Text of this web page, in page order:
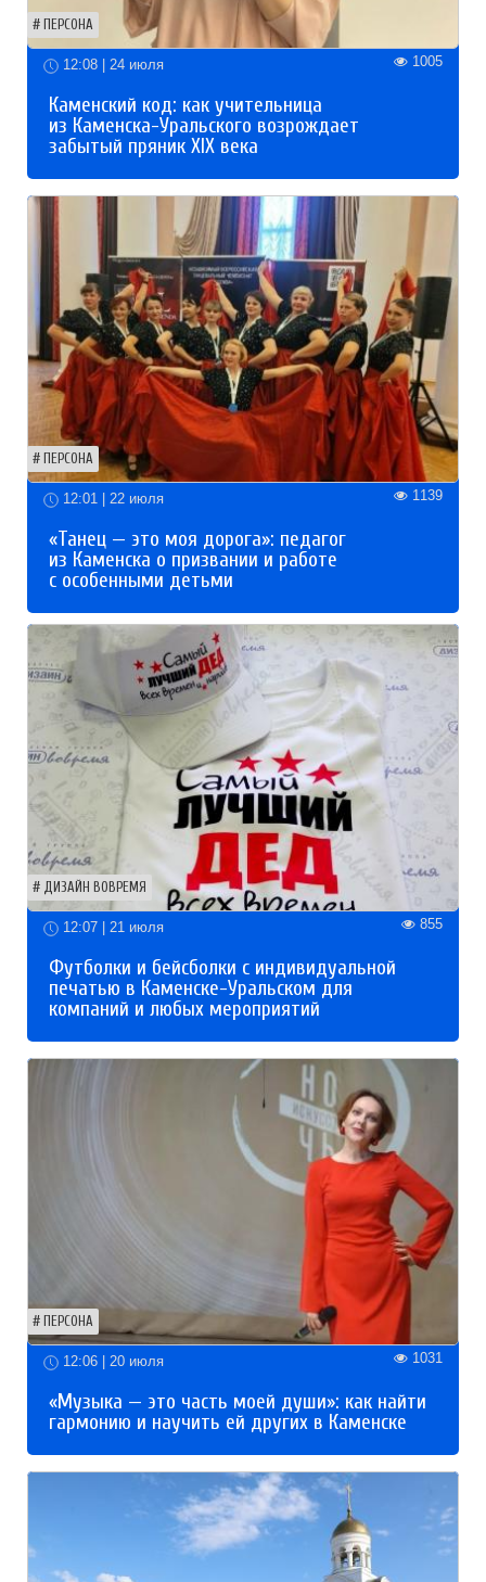
ПЕРСОНА
12:08 | 24 июля 1005
Каменский код: как учительница
из Каменска-Уральского возрождает
забытый пряник XIX века
ПЕРСОНА
12:01 | 22 июля 1139
«Танец — это моя дорога»: педагог
из Каменска о призвании и работе
с особенными детьми
ДИЗАЙН ВОВРЕМЯ
12:07 | 21 июля 855
Футболки и бейсболки с индивидуальной
печатью в Каменске-Уральском для
компаний и любых мероприятий
ПЕРСОНА
12:06 | 20 июля 1031
«Музыка — это часть моей души»: как найти
гармонию и научить ей других в Каменске